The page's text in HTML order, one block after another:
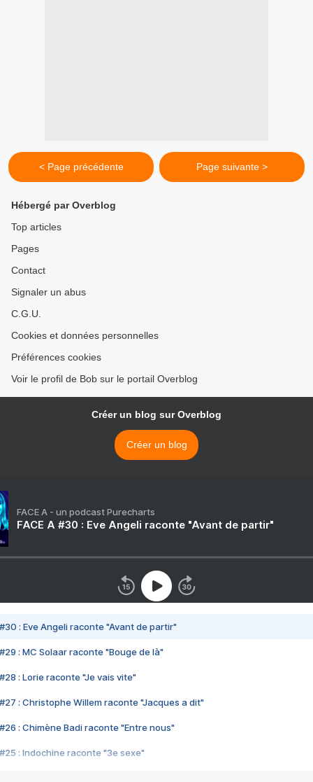
< Page précédente Page suivante >
Hébergé par Overblog
Top articles
Pages
Contact
Signaler un abus
C.G.U.
Cookies et données personnelles
Préférences cookies
Voir le profil de Bob sur le portail Overblog
Créer un blog sur Overblog
Créer un blog
FACE A - un podcast Purecharts
FACE A #30 : Eve Angeli raconte "Avant de partir"
#30 : Eve Angeli raconte "Avant de partir"
#29 : MC Solaar raconte "Bouge de là"
#28 : Lorie raconte "Je vais vite"
#27 : Christophe Willem raconte "Jacques a dit"
#26 : Chimène Badi raconte "Entre nous"
#25 : Indochine raconte "3e sexe"